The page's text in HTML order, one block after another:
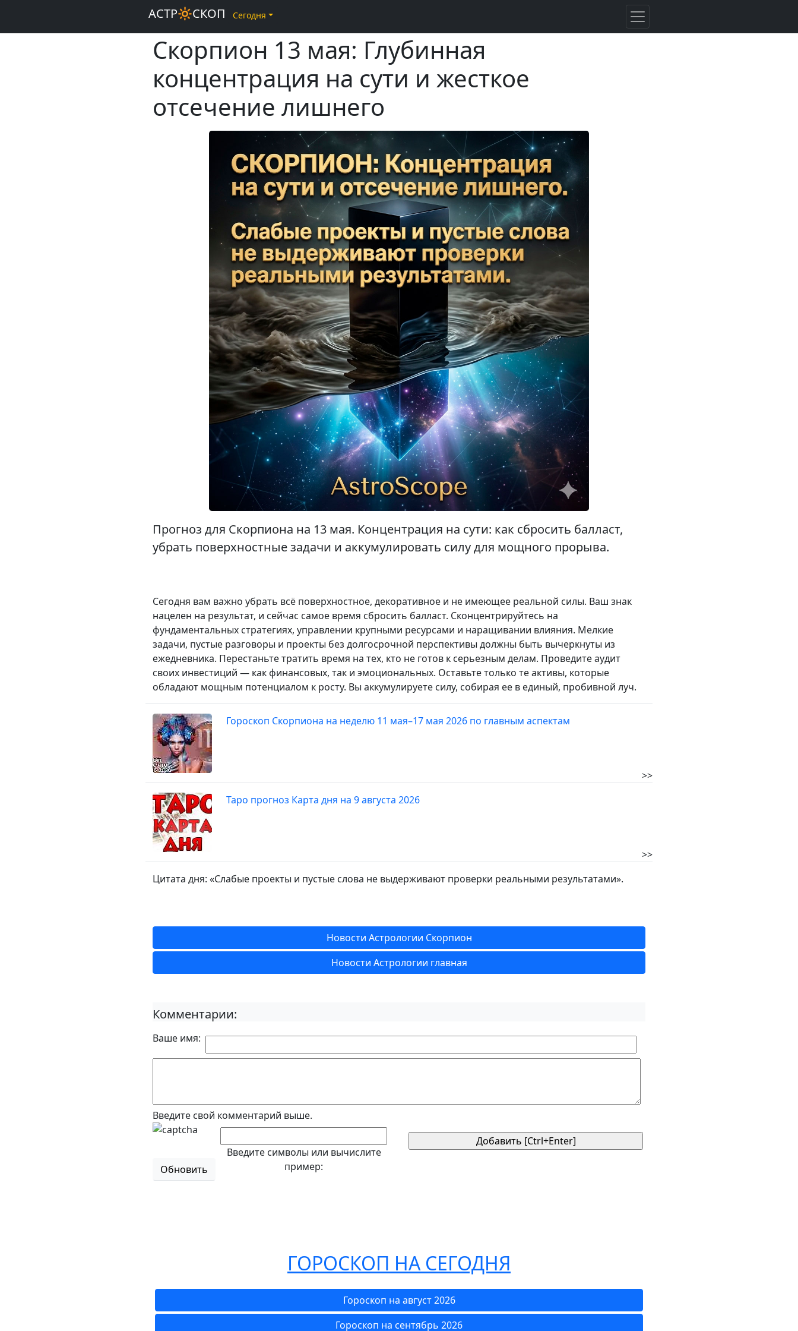
Скорпион 13 мая: Глубинная
концентрация на сути и жесткое
отсечение лишнего
Прогноз для Скорпиона на 13 мая. Концентрация на сути: как сбросить балласт,
убрать поверхностные задачи и аккумулировать силу для мощного прорыва.
Сегодня вам важно убрать всё поверхностное, декоративное и не имеющее реальной силы. Ваш знак
нацелен на результат, и сейчас самое время сбросить балласт. Сконцентрируйтесь на
фундаментальных стратегиях, управлении крупными ресурсами и наращивании влияния. Мелкие
задачи, пустые разговоры и проекты без долгосрочной перспективы должны быть вычеркнуты из
ежедневника. Перестаньте тратить время на тех, кто не готов к серьезным делам. Проведите аудит
своих инвестиций — как финансовых, так и эмоциональных. Оставьте только те активы, которые
обладают мощным потенциалом к росту. Вы аккумулируете силу, собирая ее в единый, пробивной луч.
Гороскоп Скорпиона на неделю 11 мая–17 мая 2026 по главным аспектам
>>
Таро прогноз Карта дня на 9 августа 2026
>>
Цитата дня: «Слабые проекты и пустые слова не выдерживают проверки реальными результатами».
Новости Астрологии Скорпион
Новости Астрологии главная
Комментарии:
Ваше имя:
Введите свой комментарий выше.
Обновить
Введите символы или вычислите
пример:
ГОРОСКОП НА СЕГОДНЯ
Гороскоп на август 2026
Гороскоп на сентябрь 2026
АСТР🔆СКОП Сегодня